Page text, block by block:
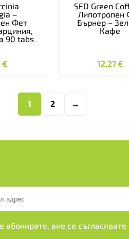
–
Фет
90 tabs
€
SFD Green
Липотропен
Бърнер –
Кафе
12,27€
12,27 €
1 2 →
абонирате, вие се